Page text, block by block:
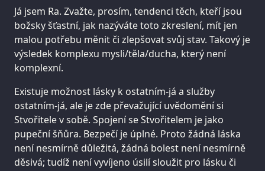
Já jsem Ra. Zvažte, prosím, tendenci těch, kteří jsou
božsky šťastní, jak nazýváte toto zkreslení, mít jen
malou potřebu měnit či zlepšovat svůj stav. Takový je
výsledek komplexu mysli/těla/ducha, který není
komplexní.
Existuje možnost lásky k ostatním-já a služby
ostatním-já, ale je zde převažující uvědomění si
Stvořitele v sobě. Spojení se Stvořitelem je jako
pupeční šňůra. Bezpečí je úplné. Proto žádná láska
není nesmírně důležitá, žádná bolest není nesmírně
děsivá; tudíž není vyvíjeno úsilí sloužit pro lásku či